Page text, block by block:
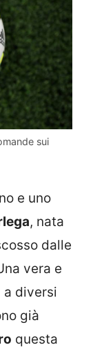
sui
e uno
, nata
dalle
vera e
a diversi
già
questa